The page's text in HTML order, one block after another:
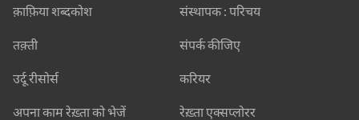
क़ाफ़िया शब्दकोश
तक़्ती
उर्दू रीसोर्स
अपना काम रेख़्ता को भेजें
संस्थापक : परिचय
संपर्क कीजिए
करियर
रेख़्ता एक्सप्लोरर